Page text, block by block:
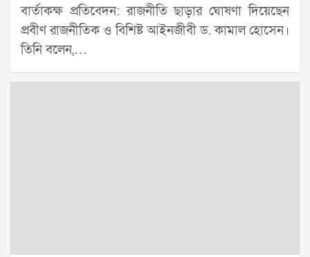
বার্তাকক্ষ প্রতিবেদন: রাজনীতি ছাড়ার ঘোষণা দিয়েছেন
প্রবীণ রাজনীতিক ও বিশিষ্ট আইনজীবী ড. কামাল হোসেন।
তিনি বলেন,…